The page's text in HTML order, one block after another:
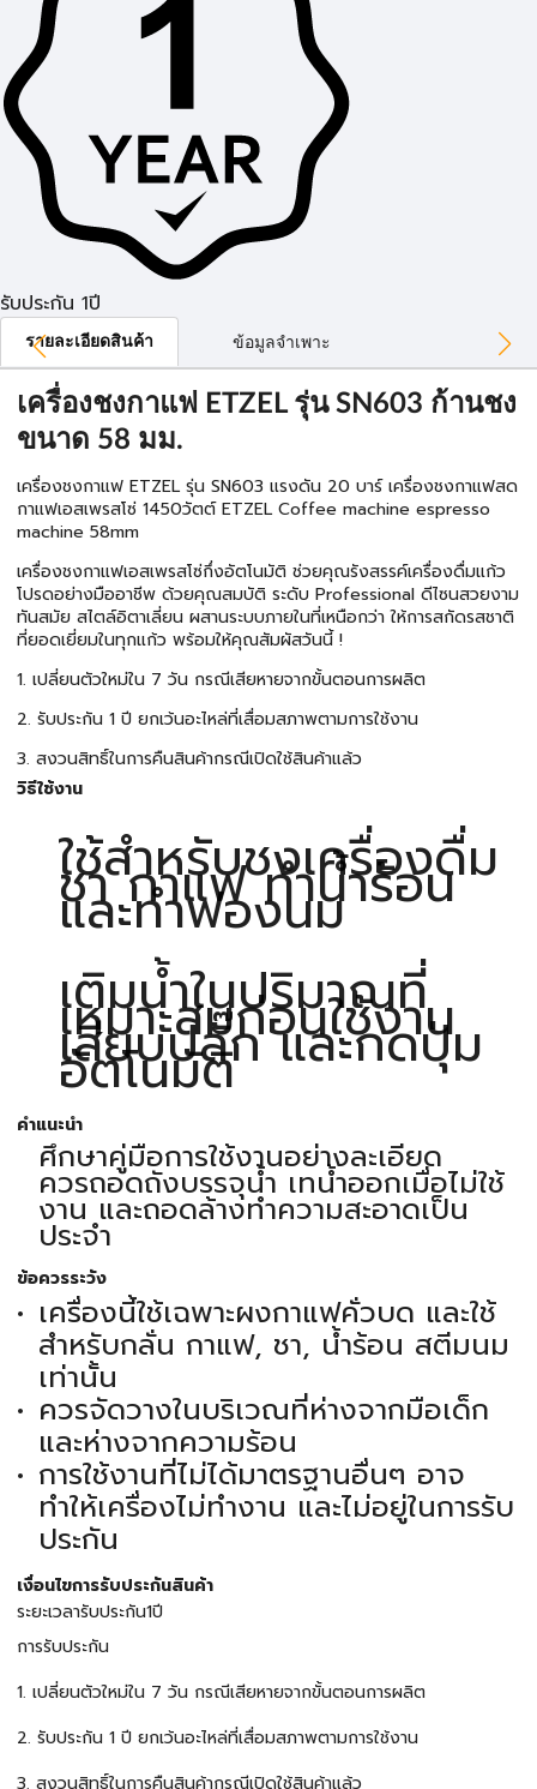
รับประกัน 1ปี
รายละเอียดสินค้า ข้อมูลจำเพาะ
เครื่องชงกาแฟ ETZEL รุ่น SN603 ก้านชง
ขนาด 58 มม.
เครื่องชงกาแฟ ETZEL รุ่น SN603 แรงดัน 20 บาร์ เครื่องชงกาแฟสด
กาแฟเอสเพรสโซ่ 1450วัตต์ ETZEL Coffee machine espresso
machine 58mm
เครื่องชงกาแฟเอสเพรสโซ่กึ่งอัตโนมัติ ช่วยคุณรังสรรค์เครื่องดื่มแก้ว
โปรดอย่างมืออาชีพ ด้วยคุณสมบัติ ระดับ Professional ดีไซนสวยงาม
ทันสมัย สไตล์อิตาเลี่ยน ผสานระบบภายในที่เหนือกว่า ให้การสกัดรสชาติ
ที่ยอดเยี่ยมในทุกแก้ว พร้อมให้คุณสัมผัสวันนี้ !
1. เปลี่ยนตัวใหม่ใน 7 วัน กรณีเสียหายจากขั้นตอนการผลิต
2. รับประกัน 1 ปี ยกเว้นอะไหล่ที่เสื่อมสภาพตามการใช้งาน
3. สงวนสิทธิ์ในการคืนสินค้ากรณีเปิดใช้สินค้าแล้ว
วิธีใช้งาน
ใช้สำหรับชงเครื่องดื่ม
ชา กาแฟ ทำน้ำร้อน
และทำฟองนม
เติมน้ำในปริมาณที่
เหมาะสมก่อนใช้งาน
เสียบปลั๊ก และกดปุ่ม
อัตโนมัติ
คำแนะนำ
ศึกษาคู่มือการใช้งานอย่างละเอียด
ควรถอดถังบรรจุน้ำ เทน้ำออกเมื่อไม่ใช้
งาน และถอดล้างทำความสะอาดเป็น
ประจำ
ข้อควรระวัง
เครื่องนี้ใช้เฉพาะผงกาแฟคั่วบด และใช้
สำหรับกลั่น กาแฟ, ชา, น้ำร้อน สตีมนม
เท่านั้น
ควรจัดวางในบริเวณที่ห่างจากมือเด็ก
และห่างจากความร้อน
การใช้งานที่ไม่ได้มาตรฐานอื่นๆ อาจ
ทำให้เครื่องไม่ทำงาน และไม่อยู่ในการรับ
ประกัน
เงื่อนไขการรับประกันสินค้า
ระยะเวลารับประกัน1ปี
การรับประกัน
1. เปลี่ยนตัวใหม่ใน 7 วัน กรณีเสียหายจากขั้นตอนการผลิต
2. รับประกัน 1 ปี ยกเว้นอะไหล่ที่เสื่อมสภาพตามการใช้งาน
3. สงวนสิทธิ์ในการคืนสินค้ากรณีเปิดใช้สินค้าแล้ว